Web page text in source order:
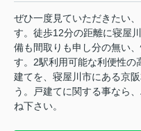
ぜひ一度見ていただきたい
す。徒歩12分の距離に寝屋
備も間取りも申し分の無い
す。2駅利用可能な利便性の
建てを、寝屋川市にある京
う。戸建てに関する事なら
ね下さい。